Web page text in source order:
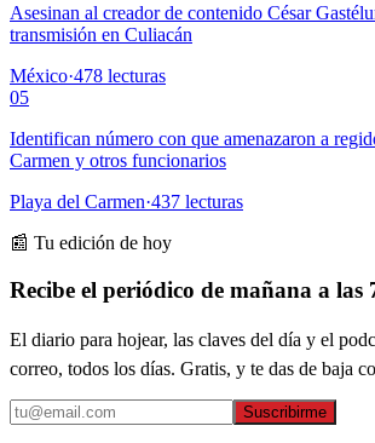
Asesinan al creador de contenido César
transmisión en Culiacán
México·478 lecturas
05
Identifican número con que amenazaron a
Carmen y otros funcionarios
Playa del Carmen·437 lecturas
📰 Tu edición de hoy
Recibe el periódico de mañana a las
El diario para hojear, las claves del día y el
correo, todos los días. Gratis, y te das de baja
Suscribirme